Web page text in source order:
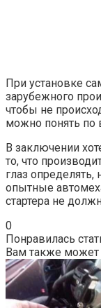
При установке
зарубежного
чтобы не
можно понять по
В заключении
то, что
глаз определять,
опытные
стартера не
0
Понравилась
Вам также может